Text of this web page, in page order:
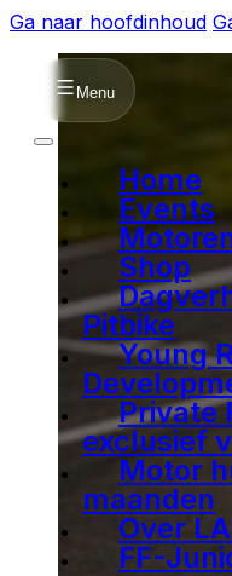
Ga naar hoofdinhoud
Menu
Home
Events
Shop
Pitbike
Young
Private
exclusief
Motor
maanden
Over
FF-